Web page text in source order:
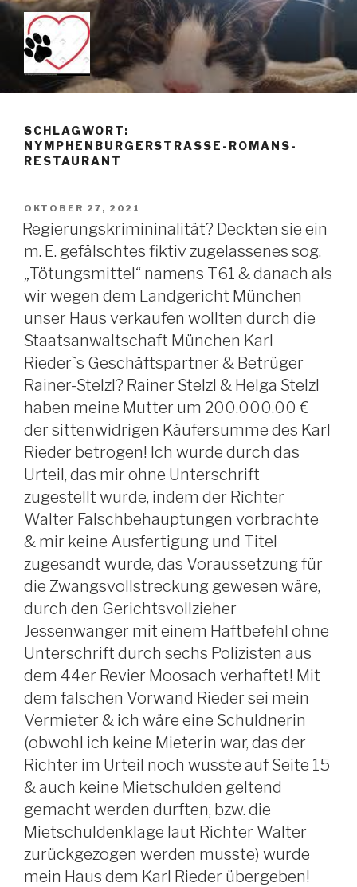
Zum
Inhalt
springen
KEIN TÖTUNGSMITTEL –
MITTEL DER WAHL WENN
MAN TIERE SANFT ÜBER DIE
SCHICKEN MÖCHTE!!!
Just another WordPress site
SCHLAGWORT:
NYMPHENBURGERSTRASSE-ROMANS-
RESTAURANT
VERÖFFENTLICHT
AM
OKTOBER 27, 2021
Regierungskrimininalität? Deckten sie ein
m. E. gefälschtes fiktiv zugelassenes sog.
„Tötungsmittel“ namens T61 & danach als
wir wegen dem Landgericht München
unser Haus verkaufen wollten durch die
Staatsanwaltschaft München Karl
Rieder`s Geschäftspartner & Betrüger
Rainer-Stelzl? Rainer Stelzl & Helga Stelzl
haben meine Mutter um 200.000.00 €
der sittenwidrigen Käufersumme des Karl
Rieder betrogen! Ich wurde durch das
Urteil, das mir ohne Unterschrift
zugestellt wurde, indem der Richter
Walter Falschbehauptungen vorbrachte
& mir keine Ausfertigung und Titel
zugesandt wurde, das Voraussetzung für
die Zwangsvollstreckung gewesen wäre,
durch den Gerichtsvollzieher
Jessenwanger mit einem Haftbefehl ohne
Unterschrift durch sechs Polizisten aus
dem 44er Revier Moosach verhaftet! Mit
dem falschen Vorwand Rieder sei mein
Vermieter & ich wäre eine Schuldnerin
(obwohl ich keine Mieterin war, das der
Richter im Urteil noch wusste auf Seite 15
& auch keine Mietschulden geltend
gemacht werden durften, bzw. die
Mietschuldenklage laut Richter Walter
zurückgezogen werden musste) wurde
mein Haus dem Karl Rieder übergeben!